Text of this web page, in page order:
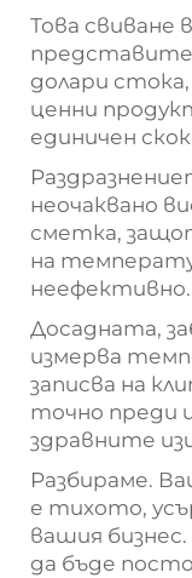
Това свиване
представите
долари
ценни
единичен
неочаквано
сметка,
на
неефективно.
Досадната,
измерва
записва на
точно преди
здравните
Разбираме.
е тихото,
вашия
да бъде